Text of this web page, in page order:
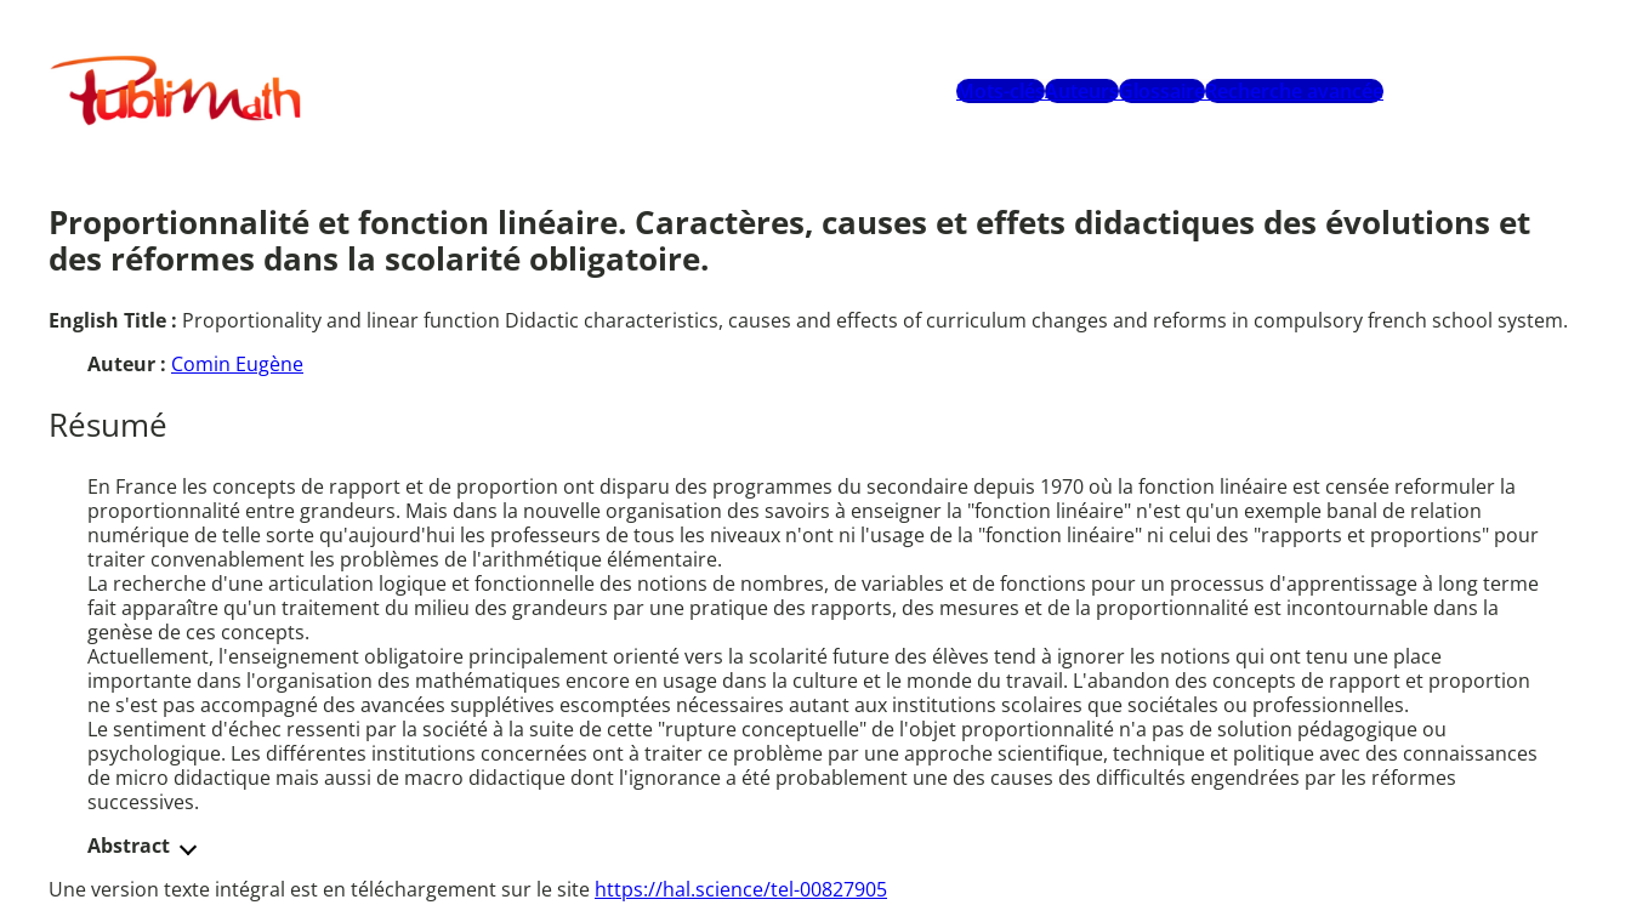
contenuPublimath
Mots-clésAuteursGlossaireRecherche avancée
Proportionnalité et fonction linéaire. Caractères, causes et effets didactiques des évolutions et
des réformes dans la scolarité obligatoire.
English Title : Proportionality and linear function Didactic characteristics, causes and effects of curriculum changes and reforms in compulsory french school system.
Auteur : Comin Eugène
Résumé
En France les concepts de rapport et de proportion ont disparu des programmes du secondaire depuis 1970 où la fonction linéaire est censée reformuler la
proportionnalité entre grandeurs. Mais dans la nouvelle organisation des savoirs à enseigner la "fonction linéaire" n'est qu'un exemple banal de relation
numérique de telle sorte qu'aujourd'hui les professeurs de tous les niveaux n'ont ni l'usage de la "fonction linéaire" ni celui des "rapports et proportions" pour
traiter convenablement les problèmes de l'arithmétique élémentaire.
La recherche d'une articulation logique et fonctionnelle des notions de nombres, de variables et de fonctions pour un processus d'apprentissage à long terme
fait apparaître qu'un traitement du milieu des grandeurs par une pratique des rapports, des mesures et de la proportionnalité est incontournable dans la
genèse de ces concepts.
Actuellement, l'enseignement obligatoire principalement orienté vers la scolarité future des élèves tend à ignorer les notions qui ont tenu une place
importante dans l'organisation des mathématiques encore en usage dans la culture et le monde du travail. L'abandon des concepts de rapport et proportion
ne s'est pas accompagné des avancées supplétives escomptées nécessaires autant aux institutions scolaires que sociétales ou professionnelles.
Le sentiment d'échec ressenti par la société à la suite de cette "rupture conceptuelle" de l'objet proportionnalité n'a pas de solution pédagogique ou
psychologique. Les différentes institutions concernées ont à traiter ce problème par une approche scientifique, technique et politique avec des connaissances
de micro didactique mais aussi de macro didactique dont l'ignorance a été probablement une des causes des difficultés engendrées par les réformes
successives.
Abstract
Une version texte intégral est en téléchargement sur le site https://hal.science/tel-00827905